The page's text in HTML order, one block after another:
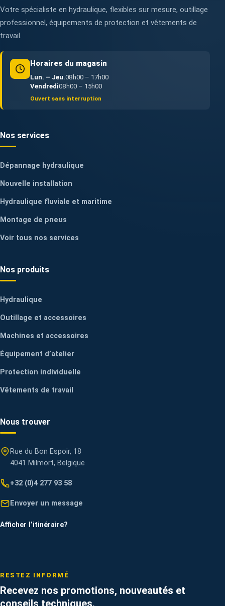
Votre spécialiste en hydraulique, flexibles sur mesure, outillage
professionnel, équipements de protection et vêtements de
travail.
Horaires du magasin
Lun. – Jeu.08h00 – 17h00
Vendredi08h00 – 15h00
Ouvert sans interruption
Nos services
Dépannage hydraulique
Nouvelle installation
Hydraulique fluviale et maritime
Montage de pneus
Voir tous nos services
Nos produits
Hydraulique
Outillage et accessoires
Machines et accessoires
Équipement d’atelier
Protection individuelle
Vêtements de travail
Nous trouver
Rue du Bon Espoir, 18
4041 Milmort, Belgique
+32 (0)4 277 93 58
Envoyer un message
Afficher l’itinéraire?
RESTEZ INFORMÉ
Recevez nos promotions, nouveautés et
conseils techniques.